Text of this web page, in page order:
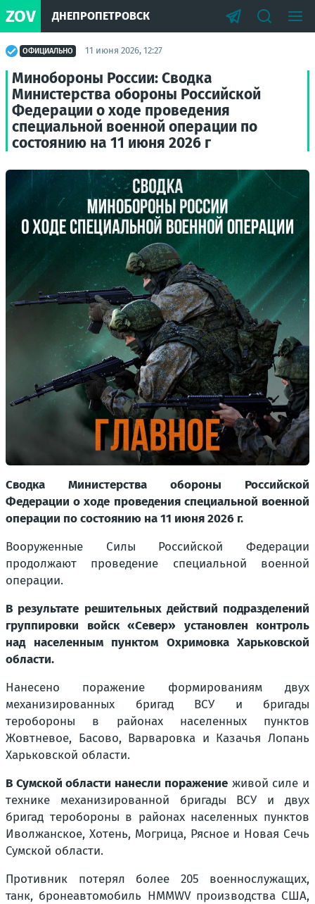
ZOV ДНЕПРОПЕТРОВСК
ОФИЦИАЛЬНО 11 июня 2026, 12:27
Минобороны России: Сводка
Министерства обороны Российской
Федерации о ходе проведения
специальной военной операции по
состоянию на 11 июня 2026 г
Сводка Министерства обороны Российской
Федерации о ходе проведения специальной военной
операции по состоянию на 11 июня 2026 г.
Вооруженные Силы Российской Федерации
продолжают проведение специальной военной
операции.
В результате решительных действий подразделений
группировки войск «Север» установлен контроль
над населенным пунктом Охримовка Харьковской
области.
Нанесено поражение формированиям двух
механизированных бригад ВСУ и бригады
теробороны в районах населенных пунктов
Жовтневое, Басово, Варваровка и Казачья Лопань
Харьковской области.
В Сумской области нанесли поражениеживой силе и
технике механизированной бригады ВСУ и двух
бригад теробороны в районах населенных пунктов
Иволжанское, Хотень, Могрица, Рясное и Новая Сечь
Сумской области.
Противник потерял более 205 военнослужащих,
танк, бронеавтомобиль HMMWV производства США,